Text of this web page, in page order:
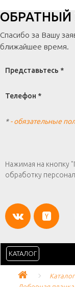
ОБРАТНЫЙ
Спасибо за Вашу
ближайшее время.
Представьтесь *
Телефон *
*- обязательные
Нажимая на кнопку
обработку
КАТАЛОГ
Каталог